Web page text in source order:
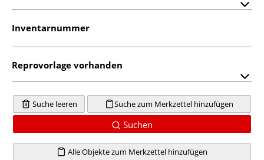
Inventarnummer
Reprovorlage vorhanden
Suche leeren Suche zum Merkzettel hinzufügen
Suchen
Alle Objekte zum Merkzettel hinzufügen